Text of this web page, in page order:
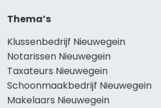
Thema’s
Klussenbedrijf Nieuwegein
Notarissen Nieuwegein
Taxateurs Nieuwegein
Schoonmaakbedrijf Nieuwegein
Makelaars Nieuwegein